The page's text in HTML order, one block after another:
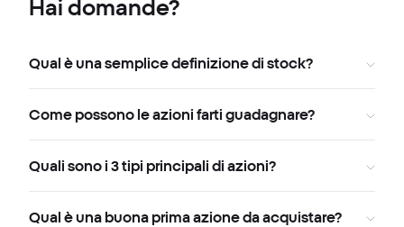
Hai domande?
Qual è una semplice definizione di stock?
Come possono le azioni farti guadagnare?
Quali sono i 3 tipi principali di azioni?
Qual è una buona prima azione da acquistare?